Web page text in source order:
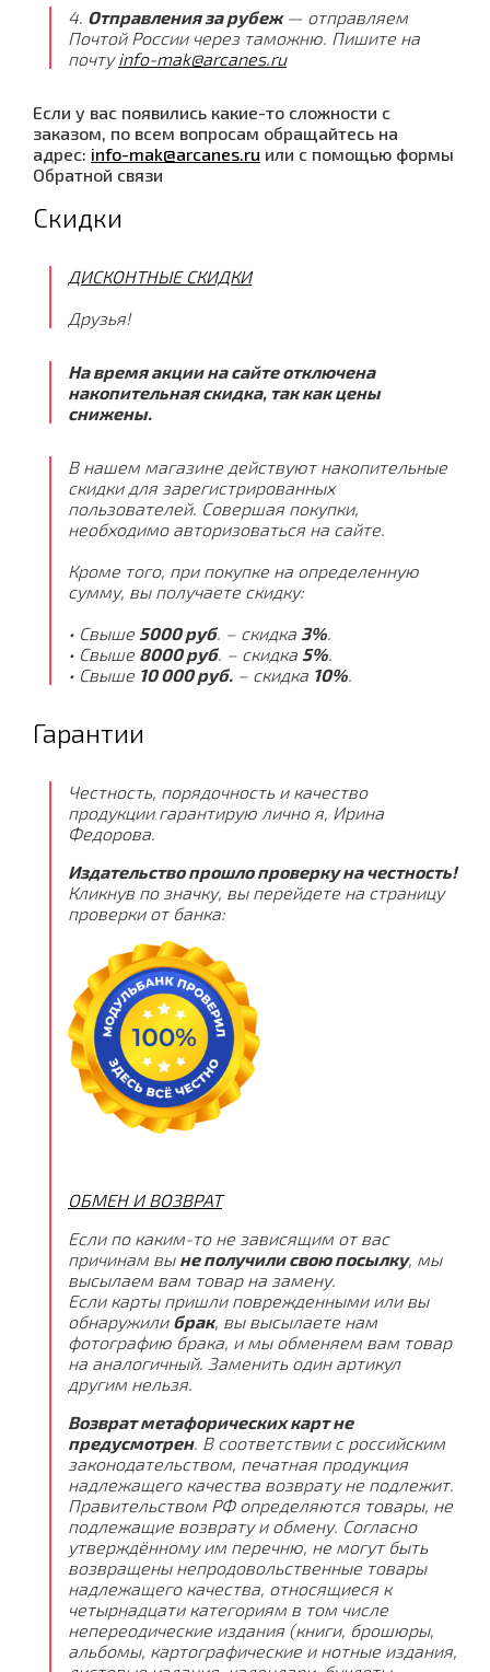
4. Отправления за рубеж— отправляем
Почтой России через таможню. Пишите на
почтуinfo-mak@arcanes.ru
Если у вас появились какие-то сложности с
заказом, по всем вопросам обращайтесь на
адрес: info-mak@arcanes.ru или с помощью формы
Обратной связи
Скидки
ДИСКОНТНЫЕ СКИДКИ
Друзья!
На время акции на сайте отключена
накопительная скидка, так как цены
снижены.
В нашем магазине действуют накопительные
скидки для зарегистрированных
пользователей. Совершая покупки,
необходимо авторизоваться на сайте.
Кроме того, при покупке на определенную
сумму, вы получаете скидку:
• Свыше 5000 руб. – скидка 3%.
• Свыше 8000 руб. – скидка 5%.
• Свыше 10 000 руб. – скидка 10%.
Гарантии
Честность, порядочность и качество
продукции гарантирую лично я, Ирина
Федорова.
Издательство прошло проверку на честность!
Кликнув по значку, вы перейдете на страницу
проверки от банка:
ОБМЕН И ВОЗВРАТ
Если по каким-то не зависящим от вас
причинам вы не получили свою посылку, мы
высылаем вам товар на замену.
Если карты пришли поврежденными или вы
обнаружили брак, вы высылаете нам
фотографию брака, и мы обменяем вам товар
на аналогичный. Заменить один артикул
другим нельзя.
Возврат метафорических карт не
предусмотрен. В соответствии с российским
законодательством, печатная продукция
надлежащего качества возврату не подлежит.
Правительством РФ определяются товары, не
подлежащие возврату и обмену. Согласно
утверждённому им перечню, не могут быть
возвращены непродовольственные товары
надлежащего качества, относящиеся к
четырнадцати категориям в том числе
непереодические издания (книги, брошюры,
альбомы, картографические и нотные издания,